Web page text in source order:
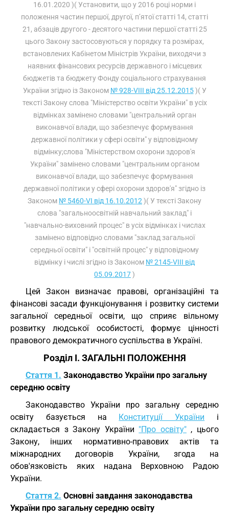
16.01.2020 )( Установити, що у 2016 році норми і
положення частин першої, другої, п’ятої статті 14, статті
21, абзаців другого - десятого частини першої статті 25
цього Закону застосовуються у порядку та розмірах,
встановлених Кабінетом Міністрів України, виходячи з
наявних фінансових ресурсів державного і місцевих
бюджетів та бюджету Фонду соціального страхування
України згідно із Законом № 928-VIII від 25.12.2015)( У
тексті Закону слова "Міністерство освіти України" в усіх
відмінках замінено словами "центральний орган
виконавчої влади, що забезпечує формування
державної політики у сфері освіти" у відповідному
відмінку;слова "Міністерством охорони здоров'я
України" замінено словами "центральним органом
виконавчої влади, що забезпечує формування
державної політики у сфері охорони здоров'я" згідно із
Законом № 5460-VI від 16.10.2012 )( У тексті Закону
слова "загальноосвітній навчальний заклад" і
"навчально-виховний процес" в усіх відмінках і числах
замінено відповідно словами "заклад загальної
середньої освіти" і "освітній процес" у відповідному
відмінку і числі згідно із Законом № 2145-VIII від
05.09.2017)
Цей Закон визначає правові, організаційні та
фінансові засади функціонування і розвитку системи
загальної середньої освіти, що сприяє вільному
розвитку людської особистості, формує цінності
правового демократичного суспільства в Україні.
Розділ I. ЗАГАЛЬНІ ПОЛОЖЕННЯ
Стаття 1. Законодавство України про загальну
середню освіту
Законодавство України про загальну середню
освіту базується на Конституції України і
складається з Закону України "Про освіту", цього
Закону, інших нормативно-правових актів та
міжнародних договорів України, згода на
обов'язковість яких надана Верховною Радою
України.
Стаття 2. Основні завдання законодавства
України про загальну середню освіту